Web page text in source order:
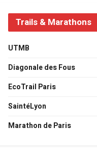
Trails & Marathons
UTMB
Diagonale des Fous
EcoTrail Paris
SaintéLyon
Marathon de Paris